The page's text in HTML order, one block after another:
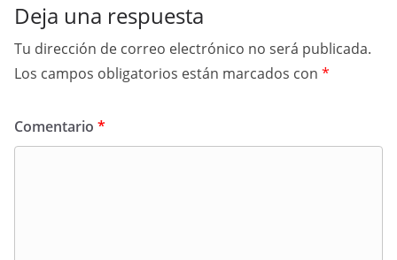
Deja una respuesta
Tu dirección de correo electrónico no será publicada.
Los campos obligatorios están marcados con *
Comentario *